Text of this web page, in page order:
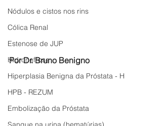
Nódulos e cistos nos rins
Cólica Renal
Estenose de JUP
Hidronefrose
Hiperplasia Benigna da Próstata - H
HPB - REZUM
Embolização da Próstata
Por Dr. Bruno Benigno